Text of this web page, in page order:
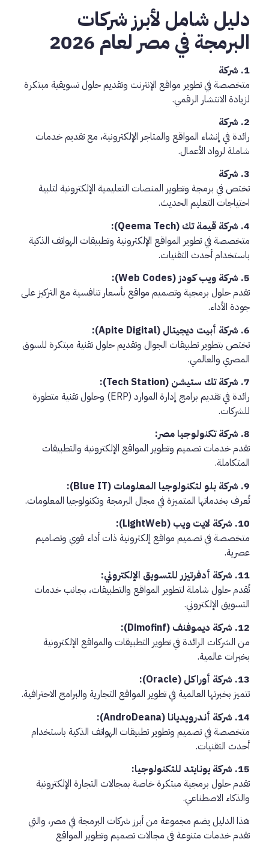
دليل شامل لأبرز شركات
البرمجة في مصر لعام 2026
1. شركة
متخصصة في تطوير مواقع الإنترنت وتقديم حلول تسويقية مبتكرة
لزيادة الانتشار الرقمي.
2. شركة
رائدة في إنشاء المواقع والمتاجر الإلكترونية، مع تقديم خدمات
شاملة لرواد الأعمال.
3. شركة
تختص في برمجة وتطوير المنصات التعليمية الإلكترونية لتلبية
احتياجات التعليم الحديث.
4. شركة قيمة تك (Qeema Tech):
متخصصة في تطوير المواقع الإلكترونية وتطبيقات الهواتف الذكية
باستخدام أحدث التقنيات.
5. شركة ويب كودز (Web Codes):
تقدم حلول برمجية وتصميم مواقع بأسعار تنافسية مع التركيز على
جودة الأداء.
6. شركة أبيت ديجيتال (Apite Digital):
تختص بتطوير تطبيقات الجوال وتقديم حلول تقنية مبتكرة للسوق
المصري والعالمي.
7. شركة تك ستيشن (Tech Station):
رائدة في تقديم برامج إدارة الموارد (ERP) وحلول تقنية متطورة
للشركات.
8. شركة تكنولوجيا مصر:
تقدم خدمات تصميم وتطوير المواقع الإلكترونية والتطبيقات
المتكاملة.
9. شركة بلو لتكنولوجيا المعلومات (Blue IT):
تُعرف بخدماتها المتميزة في مجال البرمجة وتكنولوجيا المعلومات.
10. شركة لايت ويب (LightWeb):
متخصصة في تصميم مواقع إلكترونية ذات أداء قوي وتصاميم
عصرية.
11. شركة أدفرتيزر للتسويق الإلكتروني:
تُقدم حلول شاملة لتطوير المواقع والتطبيقات، بجانب خدمات
التسويق الإلكتروني.
12. شركة ديموفنف (Dimofinf):
من الشركات الرائدة في تطوير التطبيقات والمواقع الإلكترونية
بخبرات عالمية.
13. شركة أوراكل (Oracle):
تتميز بخبرتها العالمية في تطوير المواقع التجارية والبرامج الاحترافية.
14. شركة أندرويديانا (AndroDeana):
متخصصة في تصميم وتطوير تطبيقات الهواتف الذكية باستخدام
أحدث التقنيات.
15. شركة يونايتد للتكنولوجيا:
تقدم حلول برمجية مبتكرة خاصة بمجالات التجارة الإلكترونية
والذكاء الاصطناعي.
هذا الدليل يضم مجموعة من أبرز شركات البرمجة في مصر، والتي
تقدم خدمات متنوعة في مجالات تصميم وتطوير المواقع